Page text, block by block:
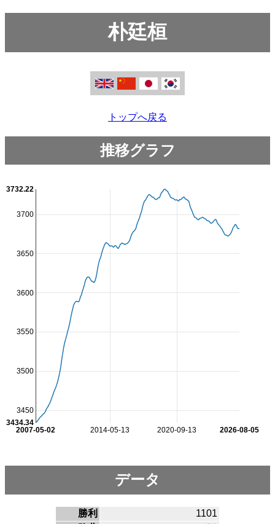
朴廷桓
トップへ戻る
推移グラフ
2014-05-13 2020-09-13
2007-05-02 2026-08-05
3450
3500
3550
3600
3650
3700
3434.34
3732.22
データ
勝利
1101